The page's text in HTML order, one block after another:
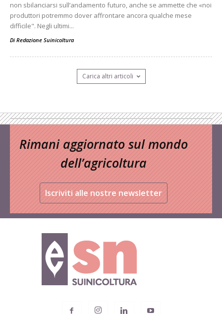
non sbilanciarsi sull’andamento futuro, anche se ammette che «noi
produttori potremmo dover affrontare ancora qualche mese
difficile". Negli ultimi...
Di Redazione Suinicoltura
Carica altri articoli
Rimani aggiornato sul mondo
dell’agricoltura
Iscriviti alle nostre newsletter